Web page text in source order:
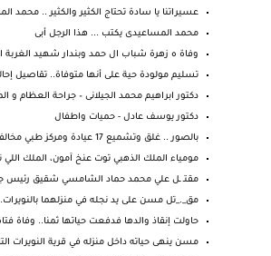
عسيراتنا يا سادة تحتاج الكثير والكثير .. محمد
محمد المساعيدى يكتب ... هذا الرجل أبى
وفاة ه زهرة شباب ال حمد وبندار شهيد الغربة
تسليم مولودة حية على أنها متوفاة.. تقاصيل إحالة 4
دكتور ابراهيم محمد الجيلانى – جراحة العظام و
دكتور يوسف عادل - حميات واطفال
بالصور .. غلق وتشميع 17 عيادة ومركز طبي مخالفة بجرجا
مومياء الملك الذهبي توت عنخ آمون، الملك اللي
مقتـ ـل علي محمد حماد الشامسي شقيق رئيس
مق_._تل مسن على يد نجله في منزلهما
حاولت إنقاذ والدها فدفعت حياتها ثمنا.. وفاة
مسن ينهى حياته داخل منزله في قرية النويرات